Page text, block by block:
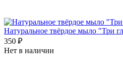
Натуральное твёрдое мыло "Три
350 ₽
Нет в наличии